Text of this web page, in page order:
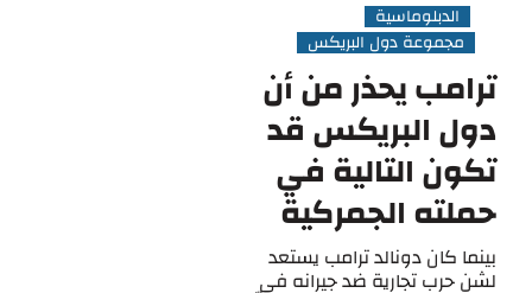
الدبلوماسية
مجموعة دول البريكس
ترامب يحذر من أن
دول البريكس قد
تكون التالية في
حملته الجمركية
بينما كان دونالد ترامب يستعد
لشن حرب تجارية ضد جيرانه في